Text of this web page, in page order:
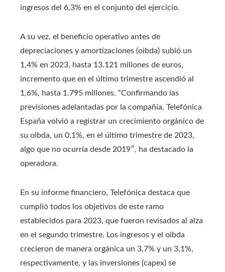
ingresos del 6,3% en el conjunto del ejercicio.
A su vez, el beneficio operativo antes de
depreciaciones y amortizaciones (oibda) subió un
1,4% en 2023, hasta 13.121 millones de euros,
incremento que en el último trimestre ascendió al
1,6%, hasta 1.795 millones. “Confirmando las
previsiones adelantadas por la compañía, Telefónica
España volvió a registrar un crecimiento orgánico de
su oibda, un 0,1%, en el último trimestre de 2023,
algo que no ocurría desde 2019″, ha destacado la
operadora.
En su informe financiero, Telefónica destaca que
cumplió todos los objetivos de este ramo
establecidos para 2023, que fueron revisados al alza
en el segundo trimestre. Los ingresos y el oibda
crecieron de manera orgánica un 3,7% y un 3,1%,
respectivamente, y las inversiones (capex) se